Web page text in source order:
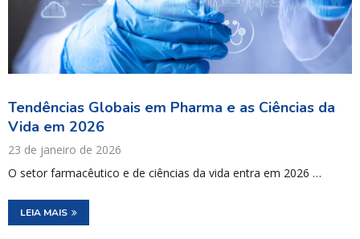
Tendências Globais em Pharma e as Ciências da
Vida em 2026
23 de janeiro de 2026
O setor farmacêutico e de ciências da vida entra em 2026 …
LEIA MAIS